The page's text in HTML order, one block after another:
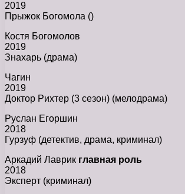
2019
Прыжок Богомола ()
Костя Богомолов
2019
Знахарь (драма)
Чагин
2019
Доктор Рихтер (3 сезон) (мелодрама)
Руслан Егоршин
2018
Гурзуф (детектив, драма, криминал)
Аркадий Лаврик главная роль
2018
Эксперт (криминал)